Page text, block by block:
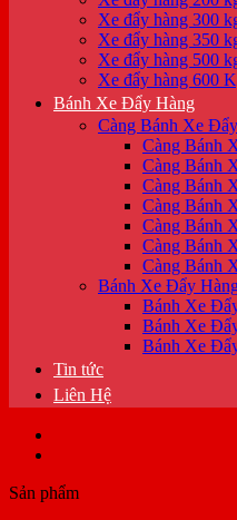
Xe đẩy hàng 300
Xe đẩy hàng 350
Xe đẩy hàng 500
Xe đẩy hàng 600
Bánh Xe Đẩy Hàng
Càng Bánh Xe
Càng Bánh
Càng Bánh
Càng Bánh
Càng Bánh
Càng Bánh
Càng Bánh
Càng Bánh
Bánh Xe Đẩy
Bánh Xe
Bánh Xe
Bánh Xe
Tin tức
Liên Hệ
Sản phẩm